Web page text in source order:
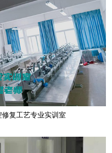
复工艺专业实训室